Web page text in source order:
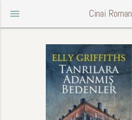
menu Cinai Roman